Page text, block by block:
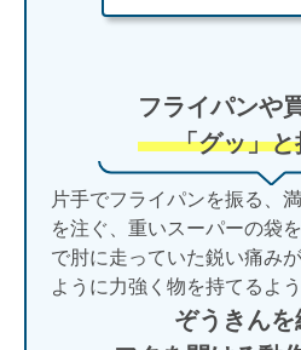
フライパンや
「グッ」と
片手でフライパンを振る、
を注ぐ、重いスーパーの袋
で肘に走っていた鋭い痛み
ように力強く物を持てるよ
ぞうきんを